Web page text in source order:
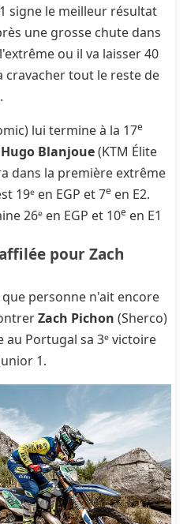
signe le meilleur résultat
une grosse chute dans
ou il va laisser 40
cravacher tout le reste de
lui termine à la 17e
Hugo Blanjoue(KTM Élite
dans la première extrême
19ᵉ en EGP et 7e en E2.
26ᵉ en EGP et 10e en E1
pour Zach
que personne n'ait encore
Zach Pichon (Sherco)
Portugal sa 3ᵉ victoire
1.